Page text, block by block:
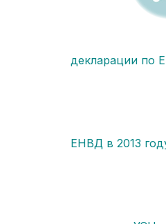
декларации по
ЕНВД в 2013